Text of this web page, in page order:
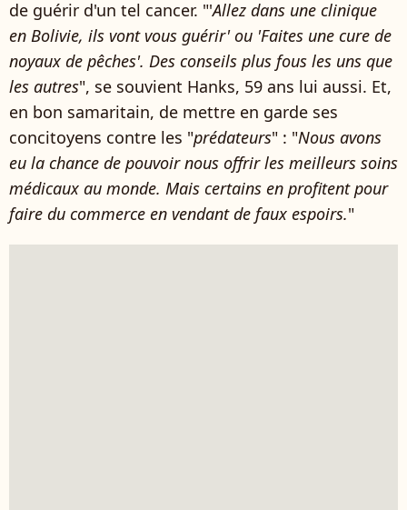
de guérir d'un tel cancer. "'Allez dans une clinique
en Bolivie, ils vont vous guérir' ou 'Faites une cure de
noyaux de pêches'. Des conseils plus fous les uns que
les autres", se souvient Hanks, 59 ans lui aussi. Et,
en bon samaritain, de mettre en garde ses
concitoyens contre les "prédateurs" : "Nous avons
eu la chance de pouvoir nous offrir les meilleurs soins
médicaux au monde. Mais certains en profitent pour
faire du commerce en vendant de faux espoirs."